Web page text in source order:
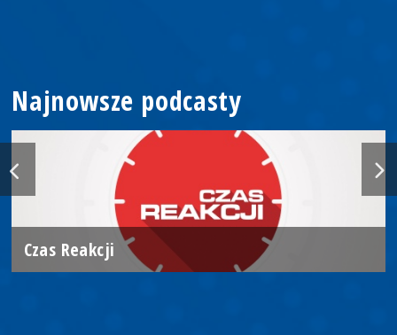
Najnowsze podcasty
Czas Reakcji